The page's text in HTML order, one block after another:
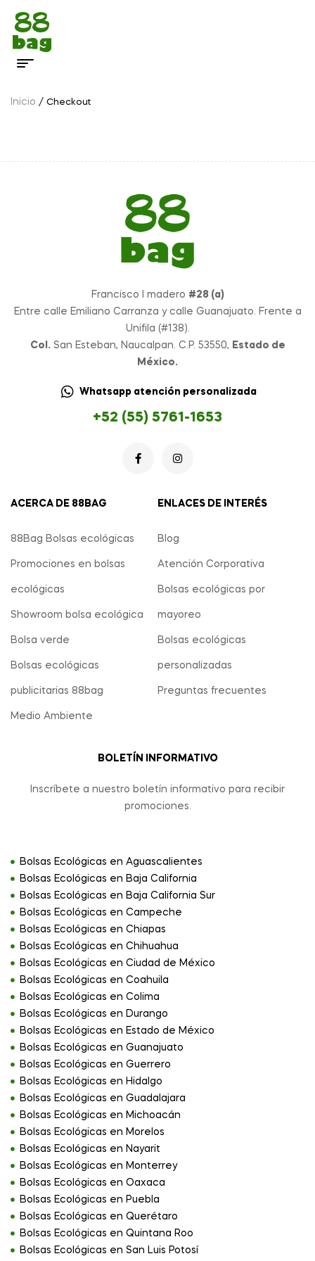
Inicio / Checkout
Francisco I madero #28 (a)
Entre calle Emiliano Carranza y calle Guanajuato. Frente a
Unifila (#138).
Col. San Esteban, Naucalpan. C.P. 53550, Estado de
México.
Whatsapp atención personalizada
+52 (55) 5761-1653
ACERCA DE 88BAG
88Bag Bolsas ecológicas
Promociones en bolsas
ecológicas
Showroom bolsa ecológica
Bolsa verde
Bolsas ecológicas
publicitarias 88bag
Medio Ambiente
ENLACES DE INTERÉS
Blog
Atención Corporativa
Bolsas ecológicas por
mayoreo
Bolsas ecológicas
personalizadas
Preguntas frecuentes
BOLETÍN INFORMATIVO
Inscríbete a nuestro boletín informativo para recibir
promociones.
Bolsas Ecológicas en Aguascalientes
Bolsas Ecológicas en Baja California
Bolsas Ecológicas en Baja California Sur
Bolsas Ecológicas en Campeche
Bolsas Ecológicas en Chiapas
Bolsas Ecológicas en Chihuahua
Bolsas Ecológicas en Ciudad de México
Bolsas Ecológicas en Coahuila
Bolsas Ecológicas en Colima
Bolsas Ecológicas en Durango
Bolsas Ecológicas en Estado de México
Bolsas Ecológicas en Guanajuato
Bolsas Ecológicas en Guerrero
Bolsas Ecológicas en Hidalgo
Bolsas Ecológicas en Guadalajara
Bolsas Ecológicas en Michoacán
Bolsas Ecológicas en Morelos
Bolsas Ecológicas en Nayarit
Bolsas Ecológicas en Monterrey
Bolsas Ecológicas en Oaxaca
Bolsas Ecológicas en Puebla
Bolsas Ecológicas en Querétaro
Bolsas Ecológicas en Quintana Roo
Bolsas Ecológicas en San Luis Potosí